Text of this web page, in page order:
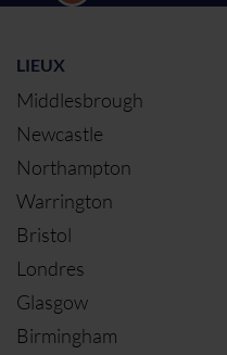
LIEUX
Middlesbrough
Newcastle
Northampton
Warrington
Bristol
Londres
Glasgow
Birmingham